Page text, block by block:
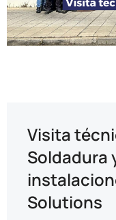
Visita
Soldadura
Solutions